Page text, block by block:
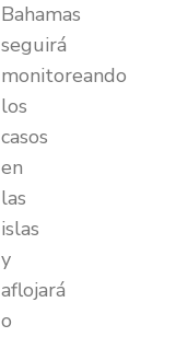
Bahamas
seguirá
monitoreando
los
casos
en
las
islas
y
aflojará
o